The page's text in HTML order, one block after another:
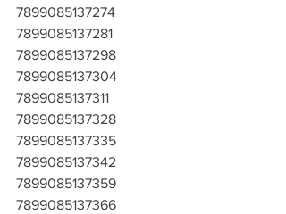
7899085137274
7899085137281
7899085137298
7899085137304
7899085137311
7899085137328
7899085137335
7899085137342
7899085137359
7899085137366